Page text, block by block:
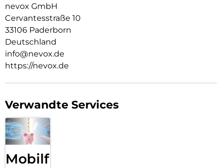
nevox GmbH
Cervantesstraße 10
33106 Paderborn
Deutschland
info@nevox.de
https://nevox.de
Verwandte Services
Mobilfunk